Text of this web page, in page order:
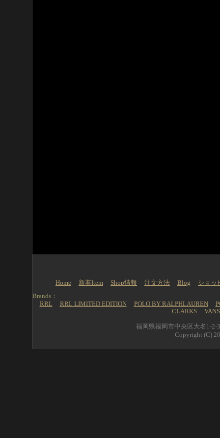
Home 新着Item Shop情報 注文方法 Blog
ショッ
Brands：
RRL
RRL LIMITED EDITION POLO BY RALPHLAUREN
CLARKS
VANS
福岡県福岡市中央区大名1-2-
Copyright (C)